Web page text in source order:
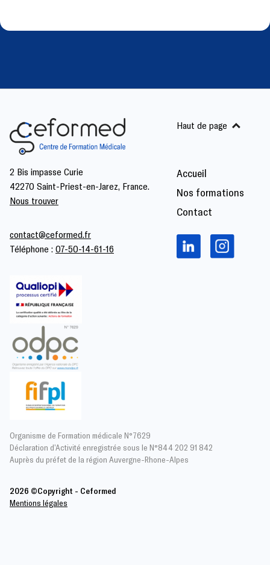
2 Bis impasse Curie
42270 Saint-Priest-en-Jarez, France.
Nous trouver
Organisme de Formation médicale N°7629
Déclaration d’Activité enregistrée sous le N°844 202 91 842
Auprès du préfet de la région Auvergne-Rhone-Alpes
Accueil
Nos formations
Contact
Haut de page
contact@ceformed.fr
Téléphone : 07-50-14-61-16
2026 ©Copyright - Ceformed
Mentions légales